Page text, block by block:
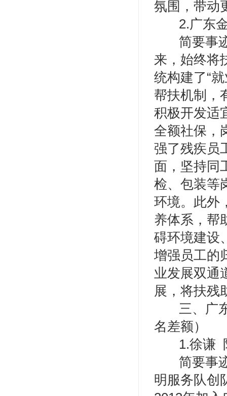
氛围，带动
2.广东
简要事
来，始终将
统构建了“
帮扶机制，
积极开发适
全额社保，
强了残疾员
面，坚持同
检、包装等
环境。此外
养体系，帮
碍环境建设
增强员工的
业发展双通
展，将扶残
三、广
名差额）
1.徐谦
简要事
明服务队创